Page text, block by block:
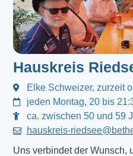
Hauskreis
Elke Schweizer, zurzeit
jeden Montag, 20 bis
ca. zwischen 50 und 59
hauskreis-
Uns verbindet der Wunsch,